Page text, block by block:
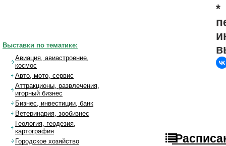
*
Выставки по тематике:
Авиация, авиастроение,
космос
Авто, мото, сервис
Аттракционы, развлечения,
игорный бизнес
Бизнес, инвестиции, банк
Ветеринария, зообизнес
Геология, геодезия,
картография
Городское хозяйство